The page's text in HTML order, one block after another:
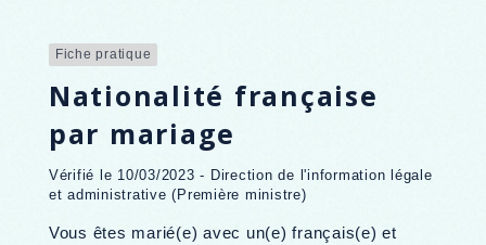
Fiche pratique
Nationalité française
par mariage
Vérifié le 10/03/2023 - Direction de l'information légale
et administrative (Première ministre)
Vous êtes marié(e) avec un(e) français(e) et